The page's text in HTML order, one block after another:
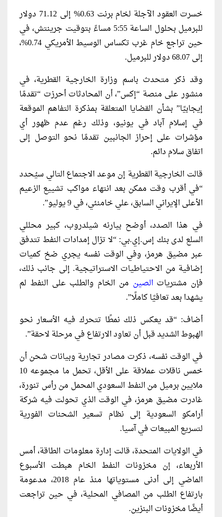
خسرت العقود الآجلة لخام برنت 0.63% إلى 71.12 دولار
للبرميل بحلول الساعة 5:55 مساءً بتوقيت جرينتش، في
حين تراجع خام غرب تكساس الوسيط الأمريكي 0.74%،
إلى 68.07 دولار للبرميل.
وقد ذكر متحدث باسم وزارة الخارجية القطرية، في
منشور على منصة “إكس”، أن المحادثات أحرزت “تقدمًا
إيجابيًا” بشأن القضايا المتعلقة بمذكرة التفاهم الموقعة
في إسلام آباد في يونيو، وذلك رغم عدم ظهور أي
مؤشرات على إحراز الجانبين تقدمًا نحو التوصل إلى
اتفاق سلام دائم.
قالت الخارجية القطرية إن موعد الاجتماع التالي سيُحدد
“في أقرب وقت ممكن بعد انتهاء مواكب تشييع الزعيم
الأعلى الإيراني السابق، علي خامنئي، في 9 يوليو”.
في هذا الصدد، أوضح بيارنه شيلدروب، كبير محللي
السلع لدى بنك إس.إي.بي: “لا تزال إمدادات النفط تتدفق
عبر مضيق هرمز، وفي الوقت نفسه يجري ضخ كميات
إضافية من الاحتياطيات الاستراتيجية. إلى جانب ذلك،
فإن مشترياتالصين من الخام والطلب على النفط لم
يشهدا بعد تعافيًا كاملًا”.
أضاف: “قد يعكس ذلك نمطًا تتحرك فيه الأسعار نحو
الهبوط الشديد قبل أن تعاود الارتفاع في مرحلة لاحقة”.
في الوقت نفسه، ذكرت مصادر تجارية وبيانات شحن أن
خمس ناقلات عملاقة على الأقل، تحمل ما مجموعه 10
ملايين برميل من النفط السعودي المحمل من رأس تنورة،
غادرت مضيق هرمز، في الوقت الذي تحولت فيه شركة
أرامكو السعودية إلى نظام تسعير الشحنات الفورية
لتسريع المبيعات في آسيا.
في الولايات المتحدة، قالت إدارة معلومات الطاقة، أمس
الأربعاء، إن مخزونات النفط الخام هبطت الأسبوع
الماضي إلى أدنى مستوياتها منذ عام 2018، مدعومة
بارتفاع الطلب من المصافي المحلية، في حين تراجعت
أيضًا مخزونات البنزين.